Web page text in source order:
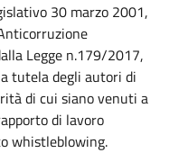
30 marzo 2001,
Legge n.179/2017,
tutela degli autori di
di cui siano venuti a
di lavoro
whistleblowing.